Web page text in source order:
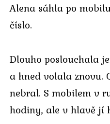
Alena sáhla po
číslo.
Dlouho poslouchala
a hned volala znovu.
nebral. S mobilem v
hodiny, ale v hlavě jí